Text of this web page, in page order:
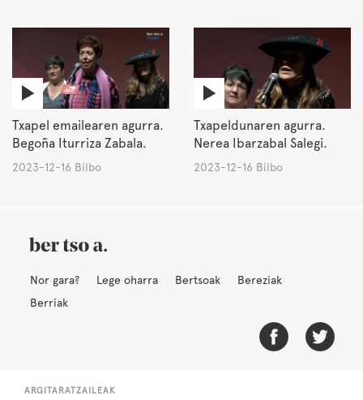
Txapel emailearen agurra.
Begoña Iturriza Zabala.
2023-12-16 Bilbo
Txapeldunaren agurra.
Nerea Ibarzabal Salegi.
2023-12-16 Bilbo
Nor gara? Lege oharra Bertsoak
Bereziak
Berriak
ARGITARATZAILEAK